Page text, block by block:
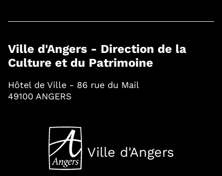
Ville d'Angers - Direction de la
Culture et du Patrimoine
Hôtel de Ville - 86 rue du Mail
49100 ANGERS
Ville d'Angers
, Ouvre une nouvelle